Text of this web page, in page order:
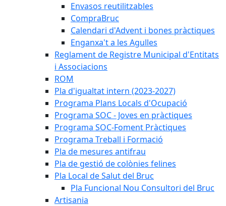
Envasos reutilitzables
CompraBruc
Calendari d'Advent i bones pràctiques
Enganxa't a les Agulles
Reglament de Registre Municipal d'Entitats
i Associacions
ROM
Pla d'igualtat intern (2023-2027)
Programa Plans Locals d'Ocupació
Programa SOC - Joves en pràctiques
Programa SOC-Foment Pràctiques
Programa Treball i Formació
Pla de mesures antifrau
Pla de gestió de colònies felines
Pla Local de Salut del Bruc
Pla Funcional Nou Consultori del Bruc
Artisania